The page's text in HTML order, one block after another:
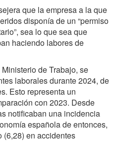
que la empresa a la que
disponía de un “permiso
sea lo que sea que
haciendo labores de
de Trabajo, se
laborales durante 2024, de
Esto representa un
con 2023. Desde
notificaban una incidencia
española de entonces,
(6,28) en accidentes